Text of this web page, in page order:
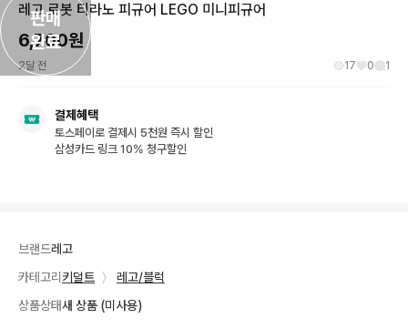
판매
완료
레고 로봇 티라노 피규어 LEGO 미니피규어
6,700원
2달 전 17 0 1
결제혜택
토스페이로 결제시 5천원 즉시 할인
삼성카드 링크 10% 청구할인
브랜드레고
카테고리 키덜트 〉
레고/블럭
상품상태새 상품 (미사용)